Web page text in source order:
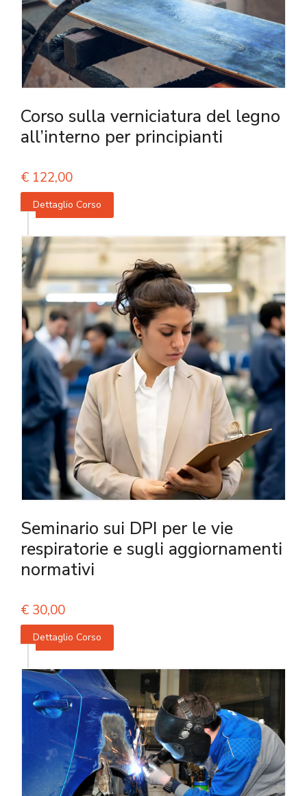
Corso sulla verniciatura del legno
all’interno per principianti
€ 122,00
Dettaglio Corso
Seminario sui DPI per le vie
respiratorie e sugli aggiornamenti
normativi
€ 30,00
Dettaglio Corso